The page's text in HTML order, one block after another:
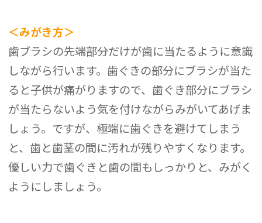
＜みがき方＞
歯ブラシの先端部分だけが歯に当たるように意識
しながら行います。歯ぐきの部分にブラシが当た
ると子供が痛がりますので、歯ぐき部分にブラシ
が当たらないよう気を付けながらみがいてあげま
しょう。ですが、極端に歯ぐきを避けてしまう
と、歯と歯茎の間に汚れが残りやすくなります。
優しい力で歯ぐきと歯の間もしっかりと、みがく
ようにしましょう。